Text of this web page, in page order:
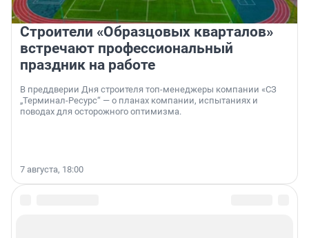
Строители «Образцовых кварталов»
встречают профессиональный
праздник на работе
В преддверии Дня строителя топ-менеджеры компании «СЗ
„Терминал-Ресурс“ — о планах компании, испытаниях и
поводах для осторожного оптимизма.
7 августа, 18:00